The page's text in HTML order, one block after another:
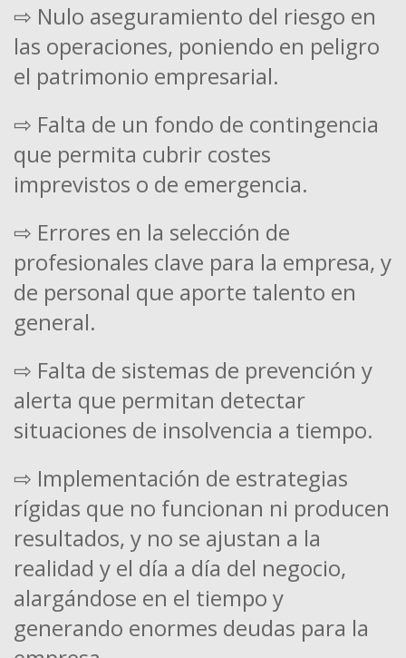
⇨ Nulo aseguramiento del riesgo en
las operaciones, poniendo en peligro
el patrimonio empresarial.
⇨ Falta de un fondo de contingencia
que permita cubrir costes
imprevistos o de emergencia.
⇨ Errores en la selección de
profesionales clave para la empresa, y
de personal que aporte talento en
general.
⇨ Falta de sistemas de prevención y
alerta que permitan detectar
situaciones de insolvencia a tiempo.
⇨ Implementación de estrategias
rígidas que no funcionan ni producen
resultados, y no se ajustan a la
realidad y el día a día del negocio,
alargándose en el tiempo y
generando enormes deudas para la